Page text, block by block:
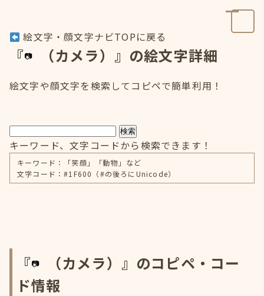
絵文字・顔文字ナビTOPに戻る
『 （カメラ）』の絵文字詳細
絵文字や顔文字を検索してコピペで簡単利用！
検索
キーワード、文字コードから検索できます！
キーワード：「笑顔」「動物」など
文字コード：#1F600（#の後ろにUnicode）
『
（カメラ）』のコピペ・コー
ド情報